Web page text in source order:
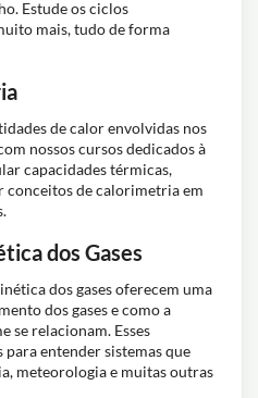
Estude os ciclos
mais, tudo de forma
de calor envolvidas nos
nossos cursos dedicados à
capacidades térmicas,
conceitos de calorimetria em
dos Gases
dos gases oferecem uma
dos gases e como a
se relacionam. Esses
para entender sistemas que
meteorologia e muitas outras